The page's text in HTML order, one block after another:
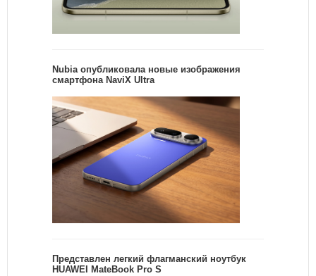
Nubia опубликовала новые изображения
смартфона NaviX Ultra
Представлен легкий флагманский ноутбук
HUAWEI MateBook Pro S